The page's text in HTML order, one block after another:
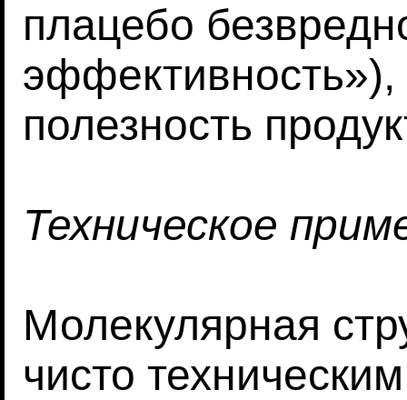
плацебо
эффективность»),
полезность
Техническое
Молекулярная
чисто